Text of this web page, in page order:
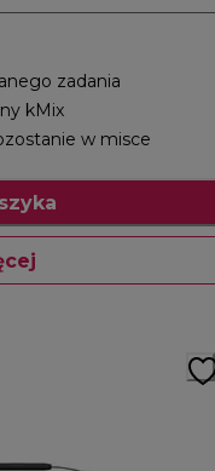
zadania
kMix
w misce